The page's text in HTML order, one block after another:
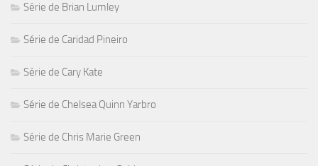
Série de Brian Lumley
Série de Caridad Pineiro
Série de Cary Kate
Série de Chelsea Quinn Yarbro
Série de Chris Marie Green